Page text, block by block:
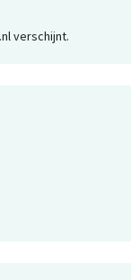
verschijnt.